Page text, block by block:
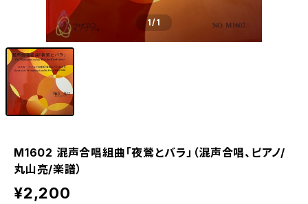
1/1
M1602 混声合唱組曲「夜鶯とバラ」（混声合唱、ピアノ/
丸山亮/楽譜）
¥2,200